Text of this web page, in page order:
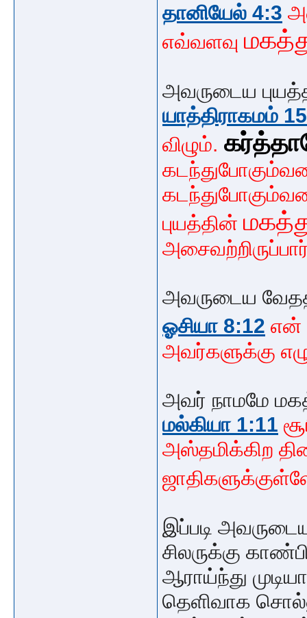
தானியேல் 4:3
எவ்வளவு
அவருடைய
யாத்திராகமம்
விழும்.
புயத்தின்
அவருடைய
ஓசியா 8:12 என்
அவர்களுக்கு
அவர் நாமமே
மல்கியா 1:11
அஸ்தமிக்கிற
இப்படி
சிலருக்கு
ஆராய்ந்து
தெளிவாக